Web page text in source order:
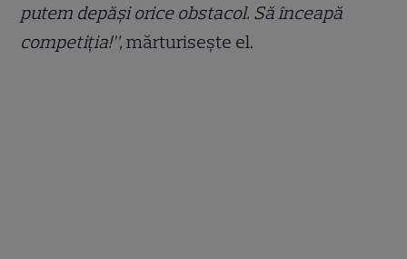
putem depăși orice obstacol. Să înceapă
competiția!”, mărturisește el.